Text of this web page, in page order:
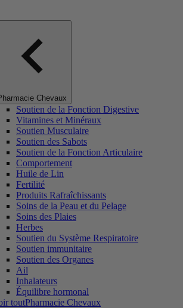
Chevaux
Soutien de la Fonction Digestive
Vitamines et Minéraux
Soutien Musculaire
Soutien des Sabots
Soutien de la Fonction Articulaire
Comportement
Huile de Lin
Fertilité
Produits Rafraîchissants
Soins de la Peau et du Pelage
Soins des Plaies
Herbes
Soutien du Système Respiratoire
Soutien immunitaire
Soutien des Organes
Ail
Inhalateurs
Équilibre hormonal
toutPharmacie Chevaux